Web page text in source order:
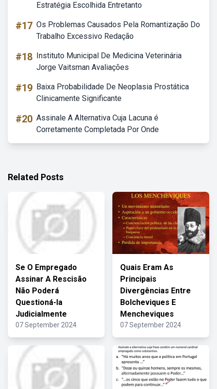
Estratégia Escolhida Entretanto
#17 Os Problemas Causados Pela Romantização Do
Trabalho Excessivo Redação
#18 Instituto Municipal De Medicina Veterinária
Jorge Vaitsman Avaliações
#19 Baixa Probabilidade De Neoplasia Prostática
Clinicamente Significante
#20 Assinale A Alternativa Cuja Lacuna é
Corretamente Completada Por Onde
Related Posts
Se O Empregado
Assinar A Rescisão
Não Poderá
Questioná-la
Judicialmente
07 September 2024
Quais Eram As
Principais
Divergências Entre
Bolcheviques E
Mencheviques
07 September 2024